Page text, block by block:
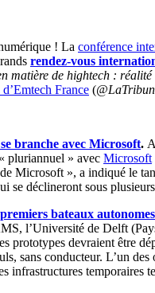
! La conférence
rendez-vous
matière de hightech :
France (
branche avec Microsoft.
pluriannuel » avec Microsoft
Microsoft », a indiqué le
se déclineront sous
bateaux
l’Université de Delft
prototypes devraient être
sans conducteur. L’un
temporaires